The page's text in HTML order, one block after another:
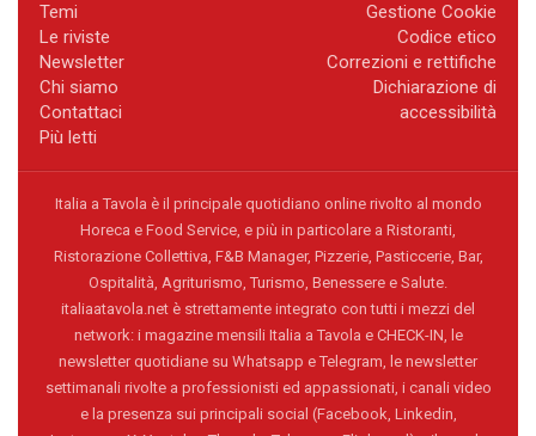
Temi
Le riviste
Newsletter
Chi siamo
Contattaci
Più letti
Gestione Cookie
Codice etico
Correzioni e rettifiche
Dichiarazione di
accessibilità
Italia a Tavola è il principale quotidiano online rivolto al mondo
Horeca e Food Service, e più in particolare a Ristoranti,
Ristorazione Collettiva, F&B Manager, Pizzerie, Pasticcerie, Bar,
Ospitalità, Agriturismo, Turismo, Benessere e Salute.
italiaatavola.net è strettamente integrato con tutti i mezzi del
network: i magazine mensili Italia a Tavola e CHECK-IN, le
newsletter quotidiane su Whatsapp e Telegram, le newsletter
settimanali rivolte a professionisti ed appassionati, i canali video
e la presenza sui principali social (Facebook, Linkedin,